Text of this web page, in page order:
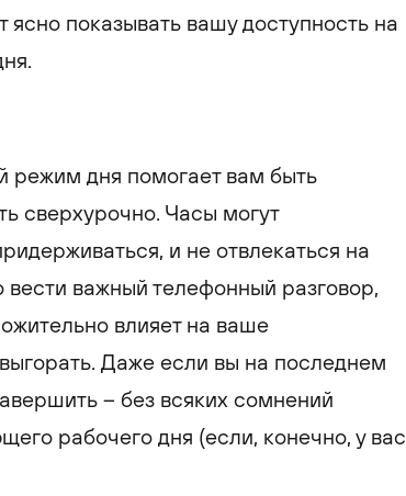
ясно показывать вашу доступность на
режим дня помогает вам быть
сверхурочно. Часы могут
и не отвлекаться на
важный телефонный разговор,
влияет на ваше
Даже если вы на последнем
– без всяких сомнений
рабочего дня (если, конечно, у вас